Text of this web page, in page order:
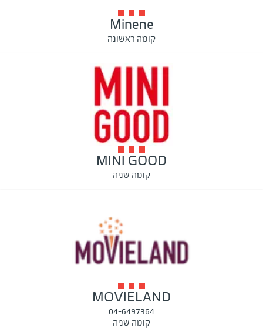
Minene
קומה ראשונה
MINI GOOD
קומה שניה
MOVIELAND
04-6497364
קומה שניה